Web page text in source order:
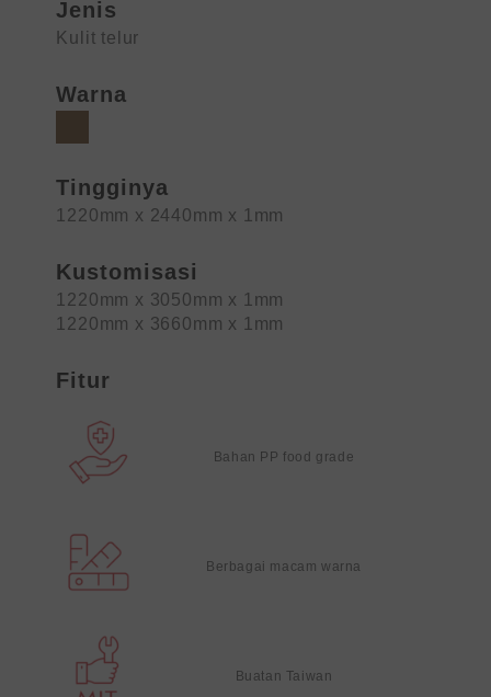
Jenis
Kulit telur
Warna
Tingginya
1220mm x 2440mm x 1mm
Kustomisasi
1220mm x 3050mm x 1mm
1220mm x 3660mm x 1mm
Fitur
Bahan PP food grade
Berbagai macam warna
Buatan Taiwan